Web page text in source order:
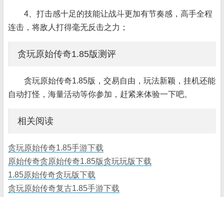
4、打击感十足的技能让战斗更加有节奏感，高手全程
连击，将敌人打得毫无反击之力；
贪玩原始传奇1.85版测评
贪玩原始传奇1.85版，交易自由，玩法新颖，挂机还能
自动打怪，海量活动等你参加，赶紧来体验一下吧。
相关阅读
贪玩原始传奇1.85手游下载
原始传奇贪原始传奇1.85版贪玩玩版下载
1.85原始传奇贪玩版下载
贪玩原始传奇复古1.85手游下载